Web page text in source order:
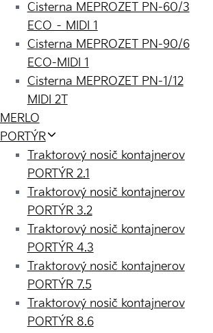
Cisterna MEPROZET PN-60/3
ECO – MIDI 1
Cisterna MEPROZET PN-90/6
ECO-MIDI 1
Cisterna MEPROZET PN-1/12
MIDI 2T
MERLO
PORTÝR
Traktorový nosič kontajnerov
PORTÝR 2.1
Traktorový nosič kontajnerov
PORTÝR 3.2
Traktorový nosič kontajnerov
PORTÝR 4.3
Traktorový nosič kontajnerov
PORTÝR 7.5
Traktorový nosič kontajnerov
PORTÝR 8.6